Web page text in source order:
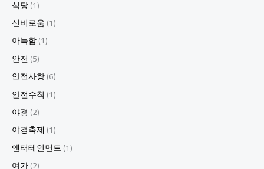
식당(1)
신비로움(1)
아늑함(1)
안전(5)
안전사항(6)
안전수칙 (1)
야경 (2)
야경축제 (1)
엔터테인먼트(1)
여가(2)